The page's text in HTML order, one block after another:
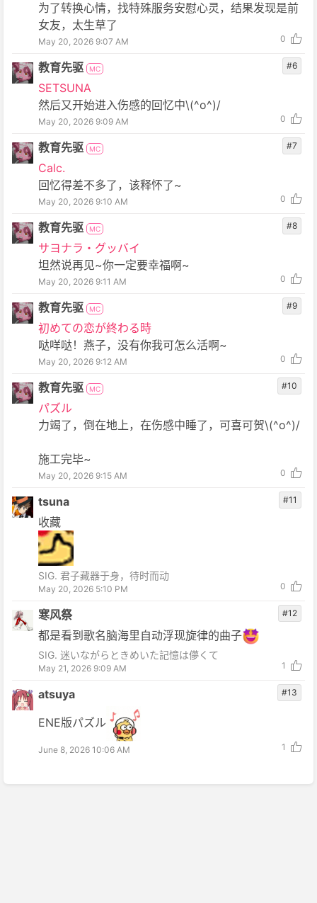
为了转换心情，找特殊服务安慰心灵，结果发现是前
女友，太生草了
May 20, 2026 9:07 AM 0
教育先驱 MC
SETSUNA
然后又开始进入伤感的回忆中\(^o^)/
May 20, 2026 9:09 AM
#6
0
教育先驱 MC
Calc.
回忆得差不多了，该释怀了~
May 20, 2026 9:10 AM
#7
0
教育先驱 MC
サヨナラ・グッバイ
坦然说再见~你一定要幸福啊~
May 20, 2026 9:11 AM
#8
0
教育先驱 MC
初めての恋が終わる時
哒咩哒！燕子，没有你我可怎么活啊~
May 20, 2026 9:12 AM
#9
0
教育先驱 MC
パズル
力竭了，倒在地上，在伤感中睡了，可喜可贺\(^o^)/
施工完毕~
May 20, 2026 9:15 AM
#10
0
tsuna
收藏
SIG. 君子藏器于身，待时而动
May 20, 2026 5:10 PM
#11
0
寒风祭
都是看到歌名脑海里自动浮现旋律的曲子
SIG. 迷いながらときめいた記憶は儚くて
May 21, 2026 9:09 AM
#12
1
atsuya
ENE版パズル
June 8, 2026 10:06 AM
#13
1